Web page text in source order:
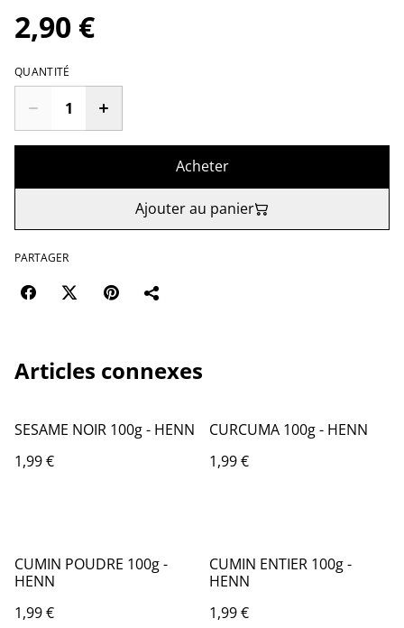
2,90 €
QUANTITÉ
Acheter
Ajouter au panier
PARTAGER
Articles connexes
SESAME NOIR 100g - HENN
1,99 €
CURCUMA 100g - HENN
1,99 €
CUMIN POUDRE 100g -
HENN
1,99 €
CUMIN ENTIER 100g -
HENN
1,99 €